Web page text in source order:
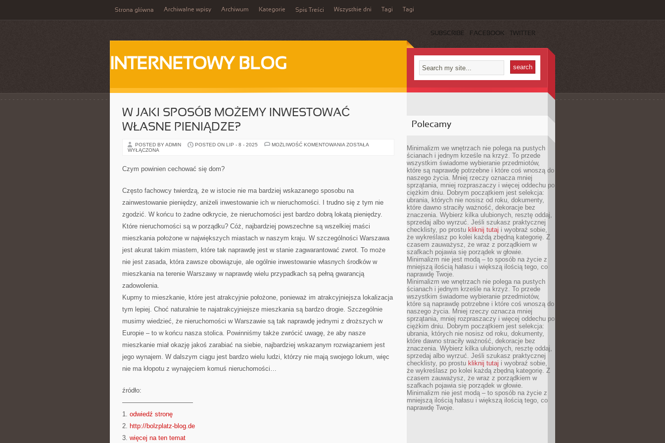
Strona główna Archiwalne wpisy Archiwum Kategorie Spis Treści Wszystkie dni Tagi Tagi
SUBSCRIBE FACEBOOK TWITTER
INTERNETOWY BLOG
W JAKI SPOSÓB MOŻEMY INWESTOWAĆ
WŁASNE PIENIĄDZE?
POSTED BY ADMIN POSTED ON LIP - 8 - 2025 MOŻLIWOŚĆ KOMENTOWANIA W
ZOSTAŁA
WYŁĄCZONA
Czym powinien cechować się dom?
Często fachowcy twierdzą, że w istocie nie ma bardziej wskazanego sposobu na
zainwestowanie pieniędzy, aniżeli inwestowanie ich w nieruchomości. I trudno się z tym nie
zgodzić. W końcu to żadne odkrycie, że nieruchomości jest bardzo dobrą lokatą pieniędzy.
Które nieruchomości są w porządku? Cóż, najbardziej powszechne są wszelkiej maści
mieszkania położone w największych miastach w naszym kraju. W szczególności Warszawa
jest akurat takim miastem, które tak naprawdę jest w stanie zagwarantować zwrot. To może
nie jest zasada, która zawsze obowiązuje, ale ogólnie inwestowanie własnych środków w
mieszkania na terenie Warszawy w naprawdę wielu przypadkach są pełną gwarancją
zadowolenia.
Kupmy to mieszkanie, które jest atrakcyjnie położone, ponieważ im atrakcyjniejsza lokalizacja
tym lepiej. Choć naturalnie te najatrakcyjniejsze mieszkania są bardzo drogie. Szczególnie
musimy wiedzieć, że nieruchomości w Warszawie są tak naprawdę jednymi z droższych w
Europie – to w końcu nasza stolica. Powinniśmy także zwrócić uwagę, że aby nasze
mieszkanie miał okazję jakoś zarabiać na siebie, najbardziej wskazanym rozwiązaniem jest
jego wynajem. W dalszym ciągu jest bardzo wielu ludzi, którzy nie mają swojego lokum, więc
nie ma kłopotu z wynajęciem komuś nieruchomości…
źródło:
———————————
1. odwiedź stronę
2. http://bolzplatz-blog.de
3. więcej na ten temat
Polecamy
Minimalizm we wnętrzach nie polega na pustych
ścianach i jednym krześle na krzyż. To przede
wszystkim świadome wybieranie przedmiotów,
które są naprawdę potrzebne i które coś wnoszą do
naszego życia. Mniej rzeczy oznacza mniej
sprzątania, mniej rozpraszaczy i więcej oddechu po
ciężkim dniu. Dobrym początkiem jest selekcja:
ubrania, których nie nosisz od roku, dokumenty,
które dawno straciły ważność, dekoracje bez
znaczenia. Wybierz kilka ulubionych, resztę oddaj,
sprzedaj albo wyrzuć. Jeśli szukasz praktycznej
checklisty, po prostu kliknij tutaj i wyobraź sobie,
że wykreślasz po kolei każdą zbędną kategorię. Z
czasem zauważysz, że wraz z porządkiem w
szafkach pojawia się porządek w głowie.
Minimalizm nie jest modą – to sposób na życie z
mniejszą ilością hałasu i większą ilością tego, co
naprawdę Twoje.
Minimalizm we wnętrzach nie polega na pustych
ścianach i jednym krześle na krzyż. To przede
wszystkim świadome wybieranie przedmiotów,
które są naprawdę potrzebne i które coś wnoszą do
naszego życia. Mniej rzeczy oznacza mniej
sprzątania, mniej rozpraszaczy i więcej oddechu po
ciężkim dniu. Dobrym początkiem jest selekcja:
ubrania, których nie nosisz od roku, dokumenty,
które dawno straciły ważność, dekoracje bez
znaczenia. Wybierz kilka ulubionych, resztę oddaj,
sprzedaj albo wyrzuć. Jeśli szukasz praktycznej
checklisty, po prostu kliknij tutaj i wyobraź sobie,
że wykreślasz po kolei każdą zbędną kategorię. Z
czasem zauważysz, że wraz z porządkiem w
szafkach pojawia się porządek w głowie.
Minimalizm nie jest modą – to sposób na życie z
mniejszą ilością hałasu i większą ilością tego, co
naprawdę Twoje.